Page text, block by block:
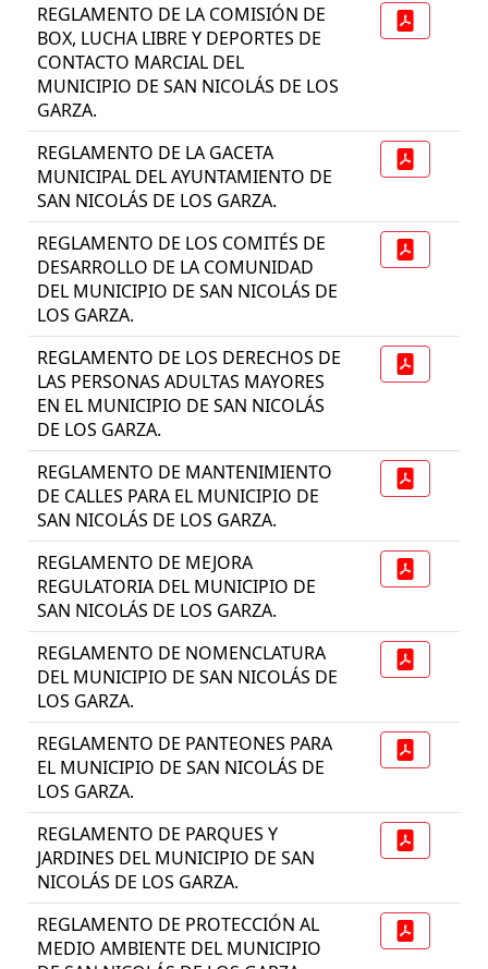
REGLAMENTO DE LA COMISIÓN DE
BOX, LUCHA LIBRE Y DEPORTES DE
CONTACTO MARCIAL DEL
MUNICIPIO DE SAN NICOLÁS DE LOS
GARZA.
REGLAMENTO DE LA GACETA
MUNICIPAL DEL AYUNTAMIENTO DE
SAN NICOLÁS DE LOS GARZA.
REGLAMENTO DE LOS COMITÉS DE
DESARROLLO DE LA COMUNIDAD
DEL MUNICIPIO DE SAN NICOLÁS DE
LOS GARZA.
REGLAMENTO DE LOS DERECHOS DE
LAS PERSONAS ADULTAS MAYORES
EN EL MUNICIPIO DE SAN NICOLÁS
DE LOS GARZA.
REGLAMENTO DE MANTENIMIENTO
DE CALLES PARA EL MUNICIPIO DE
SAN NICOLÁS DE LOS GARZA.
REGLAMENTO DE MEJORA
REGULATORIA DEL MUNICIPIO DE
SAN NICOLÁS DE LOS GARZA.
REGLAMENTO DE NOMENCLATURA
DEL MUNICIPIO DE SAN NICOLÁS DE
LOS GARZA.
REGLAMENTO DE PANTEONES PARA
EL MUNICIPIO DE SAN NICOLÁS DE
LOS GARZA.
REGLAMENTO DE PARQUES Y
JARDINES DEL MUNICIPIO DE SAN
NICOLÁS DE LOS GARZA.
REGLAMENTO DE PROTECCIÓN AL
MEDIO AMBIENTE DEL MUNICIPIO